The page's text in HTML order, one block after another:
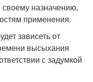
своему назначению,
применения.
зависеть от
высыхания
с задумкой